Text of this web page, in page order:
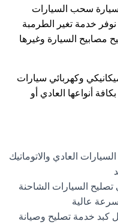
سحب السيارات
خدمة تغير الطرمبة
السيارة وغيرها
وكهربائي سيارات
أنواعها العادي أو
العادي والاتوماتيك
السيارات الشاحنة
عالية
كبد خدمة تصليح وصيانة